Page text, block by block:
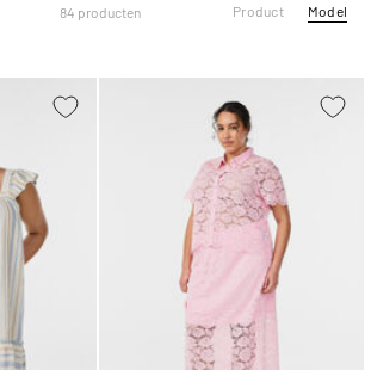
84 producten Product Model